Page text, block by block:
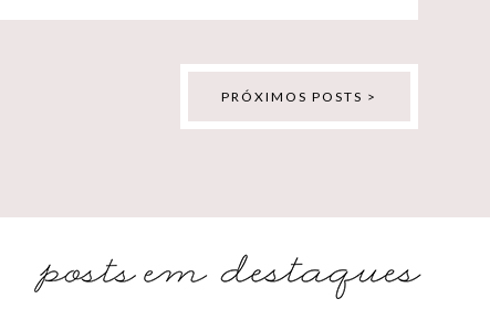
PRÓXIMOS POSTS >